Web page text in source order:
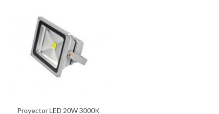
Proyector LED 20W 3000K